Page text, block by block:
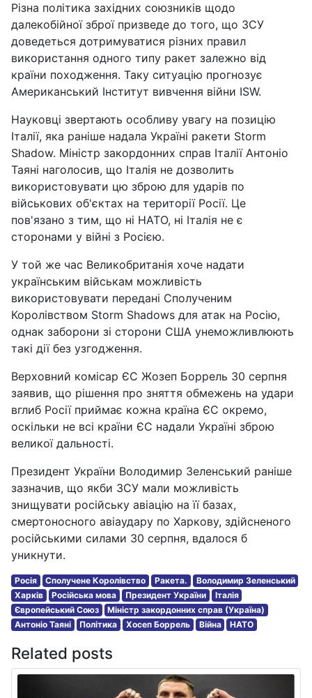
Різна політика західних союзників щодо
далекобійної зброї призведе до того, що ЗСУ
доведеться дотримуватися різних правил
використання одного типу ракет залежно від
країни походження. Таку ситуацію прогнозує
Американський Інститут вивчення війни ISW.
Науковці звертають особливу увагу на позицію
Італії, яка раніше надала Україні ракети Storm
Shadow. Міністр закордонних справ Італії Антоніо
Таяні наголосив, що Італія не дозволить
використовувати цю зброю для ударів по
військових об'єктах на території Росії. Це
пов'язано з тим, що ні НАТО, ні Італія не є
сторонами у війні з Росією.
У той же час Великобританія хоче надати
українським військам можливість
використовувати передані Сполученим
Королівством Storm Shadows для атак на Росію,
однак заборони зі сторони США унеможливлюють
такі дії без узгодження.
Верховний комісар ЄС Жозеп Боррель 30 серпня
заявив, що рішення про зняття обмежень на удари
вглиб Росії приймає кожна країна ЄС окремо,
оскільки не всі країни ЄС надали Україні зброю
великої дальності.
Президент України Володимир Зеленський раніше
зазначив, що якби ЗСУ мали можливість
знищувати російську авіацію на її базах,
смертоносного авіаудару по Харкову, здійсненого
російськими силами 30 серпня, вдалося б
уникнути.
Росія Сполучене Королівство Ракета.
Володимир Зеленський
Харків
Російська мова Президент України
Італія
Європейський Союз
Міністр закордонних справ (Україна)
Антоніо Таяні
Політика Хосеп Боррель Війна НАТО
Related posts